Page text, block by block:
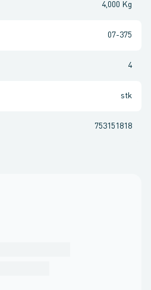
4,000 Kg
07-375
4
stk
753151818